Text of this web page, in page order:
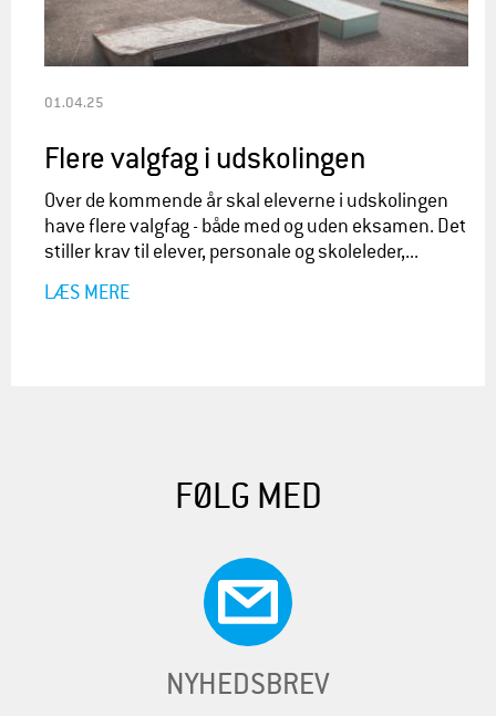
01.04.25
Flere valgfag i udskolingen
Over de kommende år skal eleverne i udskolingen
have flere valgfag - både med og uden eksamen. Det
stiller krav til elever, personale og skoleleder,...
LÆS MERE
FØLG MED
NYHEDSBREV